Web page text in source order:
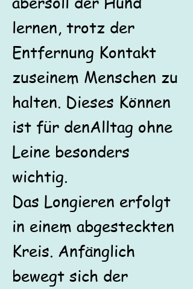
lernen, trotz der
Entfernung Kontakt
zuseinem Menschen zu
halten. Dieses Können
ist für denAlltag ohne
Leine besonders
wichtig.
Das Longieren erfolgt
in einem abgesteckten
Kreis. Anfänglich
bewegt sich der